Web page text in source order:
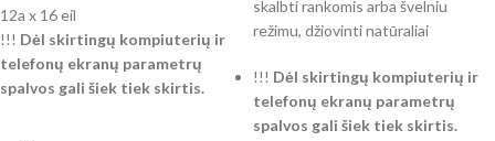
12a x 16 eil
!!! Dėl skirtingų kompiuterių ir
telefonų ekranų parametrų
spalvos gali šiek tiek skirtis.
skalbti rankomis arba švelniu
režimu, džiovinti natūraliai
!!! Dėl skirtingų kompiuterių ir
telefonų ekranų parametrų
spalvos gali šiek tiek skirtis.